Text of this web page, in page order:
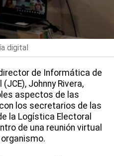
digital
de Informática de
Johnny Rivera,
aspectos de las
los secretarios de las
la Logística Electoral
de una reunión virtual